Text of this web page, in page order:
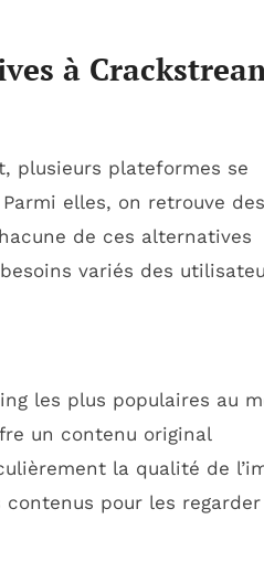
à
plusieurs plateformes se
elles, on retrouve des
de ces alternatives
variés des
les plus populaires au
un contenu original
la qualité de
pour les